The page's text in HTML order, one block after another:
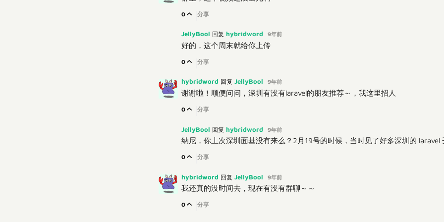
0 分享
JellyBool 回复 hybridword 9年前
好的，这个周末就给你上传
0 分享
hybridword 回复 JellyBool 9年前
谢谢啦！顺便问问，深圳有没有laravel的朋友推荐～，我这里招人
0 分享
JellyBool 回复 hybridword 9年前
纳尼，你上次深圳面基没有来么？2月19号的时候，当时见了好多深圳的 laravel
0 分享
hybridword 回复 JellyBool 9年前
我还真的没时间去，现在有没有群聊～～
0 分享